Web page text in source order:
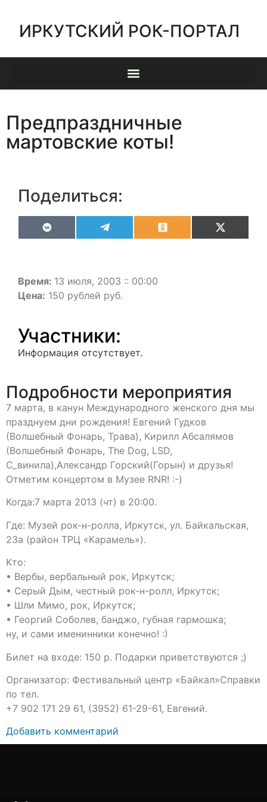
ИРКУТСКИЙ РОК-ПОРТАЛ
Предпраздничные
мартовские коты!
Поделиться:
VK OdnoklassnikiX
(Twitter)
Время: 13 июля, 2003 :: 00:00
Цена: 150 рублей руб.
Участники:
Информация отсутствует.
Подробности мероприятия
7 марта, в канун Международного женского дня мы
празднуем дни рождения! Евгений Гудков
(Волшебный Фонарь, Трава), Кирилл Абсалямов
(Волшебный Фонарь, The Dog, LSD,
С_винила),Александр Горский(Горын) и друзья!
Отметим концертом в Музее RNR! :-)
Когда:7 марта 2013 (чт) в 20:00.
Где: Музей рок-н-ролла, Иркутск, ул. Байкальская,
23а (район ТРЦ «Карамель»).
Кто:
• Вербы, вербальный рок, Иркутск;
• Серый Дым, честный рок-н-ролл, Иркутск;
• Шли Мимо, рок, Иркутск;
• Георгий Соболев, банджо, губная гармошка;
ну, и сами именинники конечно! :)
Билет на входе: 150 р. Подарки приветствуются ;)
Организатор: Фестивальный центр «Байкал»Справки
по тел.
+7 902 171 29 61, (3952) 61-29-61, Евгений.
Добавить комментарий